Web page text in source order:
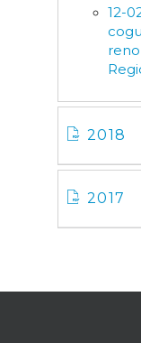
12-
2018
2017